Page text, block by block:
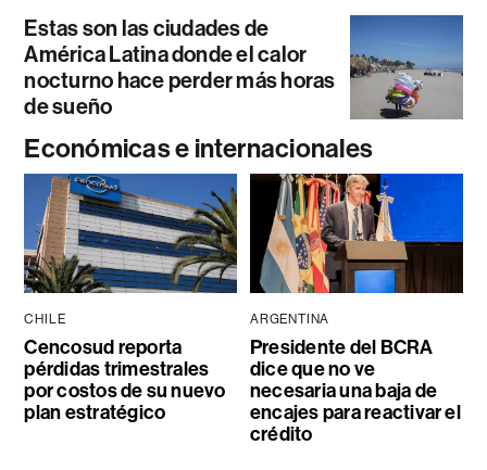
Estas son las ciudades de
América Latina donde el calor
nocturno hace perder más horas
de sueño
Económicas e internacionales
CHILE
Cencosud reporta
pérdidas trimestrales
por costos de su nuevo
plan estratégico
ARGENTINA
Presidente del BCRA
dice que no ve
necesaria una baja de
encajes para reactivar el
crédito